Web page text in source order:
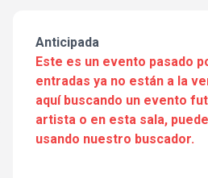
Anticipada
Este es un evento pasado
entradas ya no están a la
aquí buscando un evento
artista o en esta sala,
usando nuestro buscador.